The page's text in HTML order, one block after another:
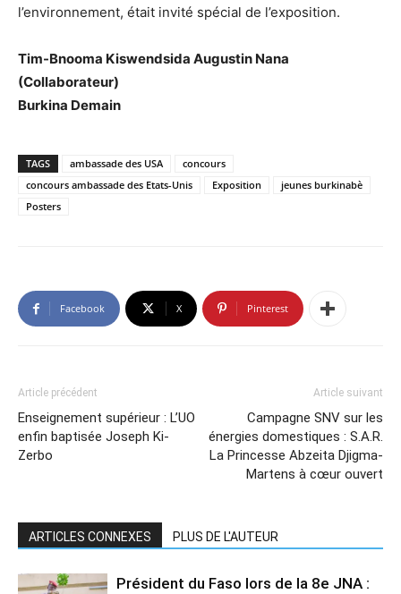
l’environnement, était invité spécial de l’exposition.
Tim-Bnooma Kiswendsida Augustin Nana
(Collaborateur)
Burkina Demain
TAGS ambassade des USA
concours
concours ambassade des Etats-Unis
Exposition
jeunes burkinabè
Posters
Facebook X Pinterest
Article précédent
Enseignement supérieur : L’UO
enfin baptisée Joseph Ki-
Zerbo
Article suivant
Campagne SNV sur les
énergies domestiques : S.A.R.
La Princesse Abzeita Djigma-
Martens à cœur ouvert
ARTICLES CONNEXES PLUS DE L'AUTEUR
Président du Faso lors de la 8e JNA :